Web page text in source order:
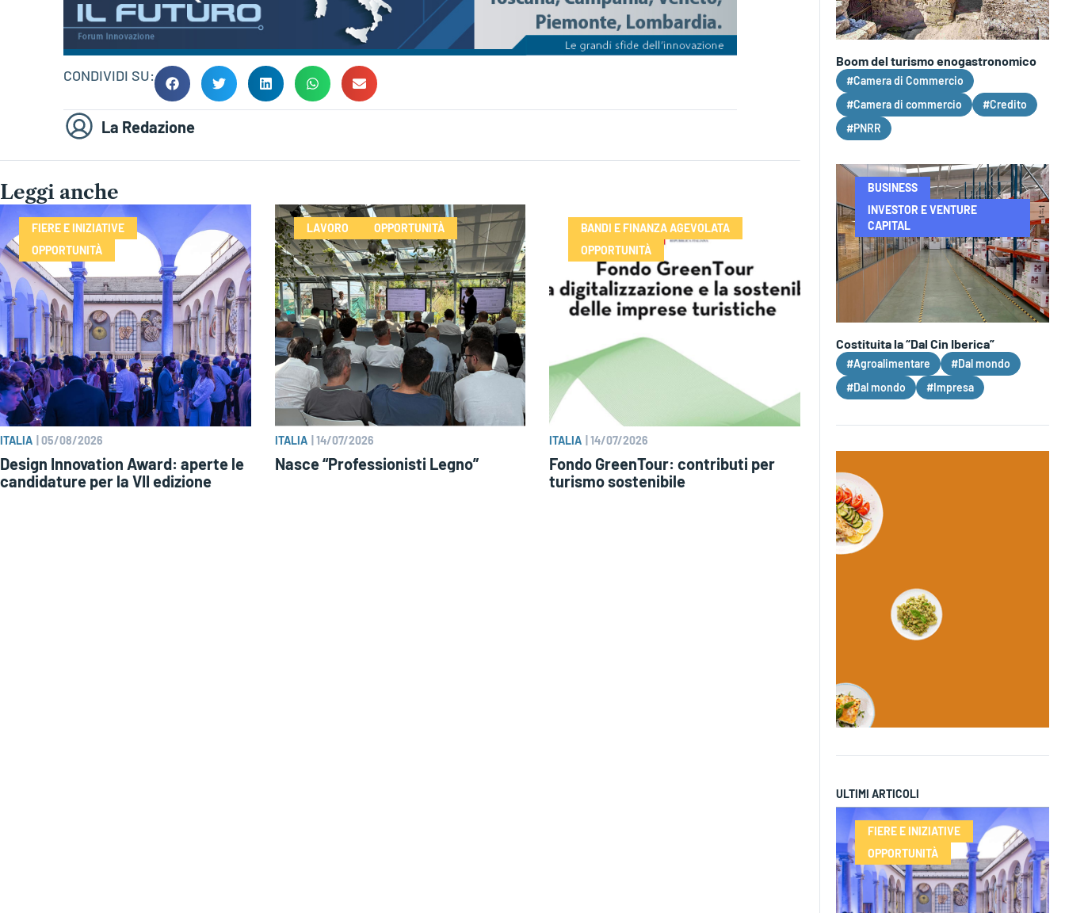
CONDIVIDI SU:
La Redazione
Leggi anche
FIERE E INIZIATIVE
OPPORTUNITÀ
ITALIA 05/08/2026
Design Innovation Award: aperte le
candidature per la VII edizione
LAVORO OPPORTUNITÀ
ITALIA 14/07/2026
Nasce “Professionisti Legno”
BANDI E FINANZA AGEVOLATA
OPPORTUNITÀ
ITALIA |14/07/2026
Fondo GreenTour: contributi per
turismo sostenibile
Boom del turismo enogastronomico
#Camera di Commercio
#Camera di commercio
#Credito
#PNRR
BUSINESS
INVESTOR E VENTURE
CAPITAL
Costituita la “Dal Cin Iberica”
#Agroalimentare
#Dal mondo
#Dal mondo
#Impresa
ULTIMI ARTICOLI
FIERE E INIZIATIVE
OPPORTUNITÀ